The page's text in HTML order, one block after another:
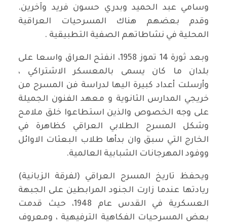
وسامي عبد الحميد وبدري حسون فريد وآخرين.
وقدم بعضهم هناك المسرحيات العراقية
المحلية في نشاطاتهم الصفية التطبيقية .
وبعد ثورة 14 تموز 1958، انفتح العراق واسعا على
بلدان ما كان يسمى بالمعسكر الاشتراكي ،
وأرسلت أعداد كبيرة اليها لدراسة فن المسرح من
خريجي المدارس الثانوية و معهد الفنون الجميلة
على وجه الخصوص والذين استطاعوا خلق ملامح
وشكل المسرح الطلابي العراقي كظاهرة في
الخارج التي سبق وان بدأها طلاب البعثات الاوائل
ووفود المهرجانات الشبابية العالمية.
ويحفظ تاريخ المسرح العراقي (لفرقة الزبانية)
ريادتها عندما زارت الجنود المرابطين على الجبهة
العسكرية في القدس عام 1948، حيث قدمت
بعض المسرحيات الفكاهية الترفيهية ، ومعروف